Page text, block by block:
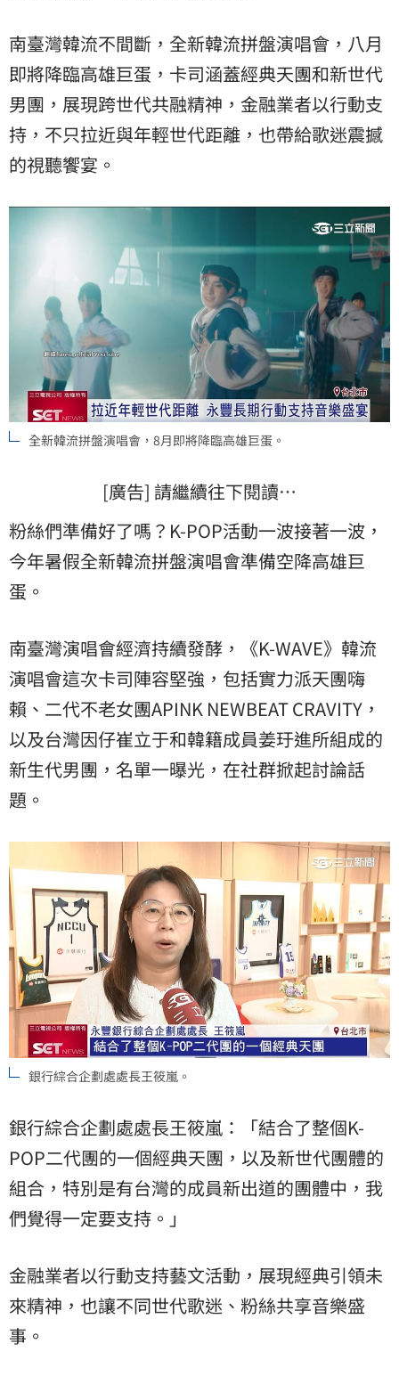
南臺灣韓流不間斷，全新韓流拼盤演唱會，八月
即將降臨高雄巨蛋，卡司涵蓋經典天團和新世代
男團，展現跨世代共融精神，金融業者以行動支
持，不只拉近與年輕世代距離，也帶給歌迷震撼
的視聽饗宴。
全新韓流拼盤演唱會，8月即將降臨高雄巨蛋。
[廣告] 請繼續往下閱讀…
粉絲們準備好了嗎？K-POP活動一波接著一波，
今年暑假全新韓流拼盤演唱會準備空降高雄巨
蛋。
南臺灣演唱會經濟持續發酵，《K-WAVE》韓流
演唱會這次卡司陣容堅強，包括實力派天團嗨
賴、二代不老女團APINK NEWBEAT CRAVITY，
以及台灣因仔崔立于和韓籍成員姜玗進所組成的
新生代男團，名單一曝光，在社群掀起討論話
題。
銀行綜合企劃處處長王筱嵐。
銀行綜合企劃處處長王筱嵐：「結合了整個K-
POP二代團的一個經典天團，以及新世代團體的
組合，特別是有台灣的成員新出道的團體中，我
們覺得一定要支持。」
金融業者以行動支持藝文活動，展現經典引領未
來精神，也讓不同世代歌迷、粉絲共享音樂盛
事。